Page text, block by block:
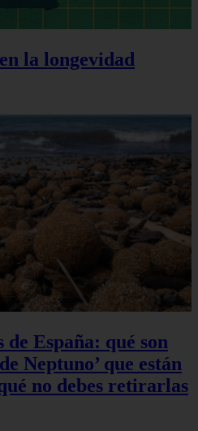
la longevidad
España: qué son
Neptuno’ que están
no debes retirarlas